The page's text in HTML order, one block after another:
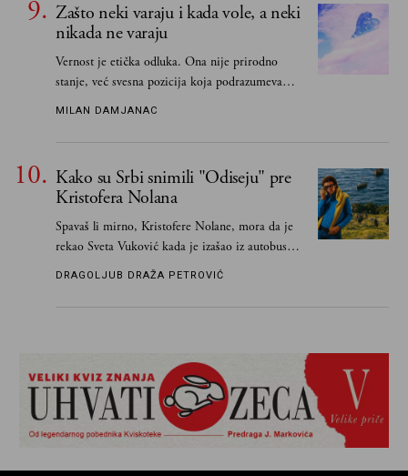
Zašto neki varaju i kada vole, a neki
nikada ne varaju
Vernost je etička odluka. Ona nije prirodno
stanje, već svesna pozicija koja podrazumeva
MILAN DAMJANAC
Kako su Srbi snimili "Odiseju" pre
Kristofera Nolana
Spavaš li mirno, Kristofere Nolane, mora da je
rekao Sveta Vuković kada je izašao iz autobusa i
čim je stigao kući pozvao Vojkana
DRAGOLJUB DRAŽA PETROVIĆ